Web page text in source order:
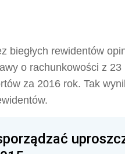
biegłych rewidentów
o rachunkowości z 23
za 2016 rok. Tak